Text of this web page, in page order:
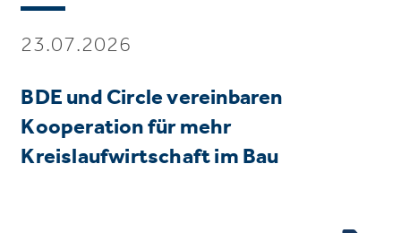
23.07.2026
BDE und Circle vereinbaren
Kooperation für mehr
Kreislaufwirtschaft im Bau